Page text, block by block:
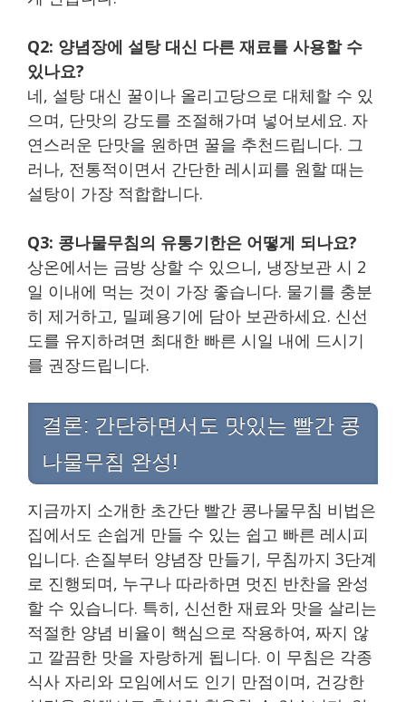
Q2: 양념장에 설탕 대신 다른 재료를 사용할 수
있나요?
네, 설탕 대신 꿀이나 올리고당으로 대체할 수 있
으며, 단맛의 강도를 조절해가며 넣어보세요. 자
연스러운 단맛을 원하면 꿀을 추천드립니다. 그
러나, 전통적이면서 간단한 레시피를 원할 때는
설탕이 가장 적합합니다.
Q3: 콩나물무침의 유통기한은 어떻게 되나요?
상온에서는 금방 상할 수 있으니, 냉장보관 시 2
일 이내에 먹는 것이 가장 좋습니다. 물기를 충분
히 제거하고, 밀폐용기에 담아 보관하세요. 신선
도를 유지하려면 최대한 빠른 시일 내에 드시기
를 권장드립니다.
결론: 간단하면서도 맛있는 빨간 콩
나물무침 완성!
지금까지 소개한 초간단 빨간 콩나물무침 비법은
집에서도 손쉽게 만들 수 있는 쉽고 빠른 레시피
입니다. 손질부터 양념장 만들기, 무침까지 3단계
로 진행되며, 누구나 따라하면 멋진 반찬을 완성
할 수 있습니다. 특히, 신선한 재료와 맛을 살리는
적절한 양념 비율이 핵심으로 작용하여, 짜지 않
고 깔끔한 맛을 자랑하게 됩니다. 이 무침은 각종
식사 자리와 모임에서도 인기 만점이며, 건강한